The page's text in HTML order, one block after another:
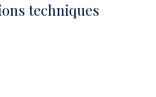
techniques